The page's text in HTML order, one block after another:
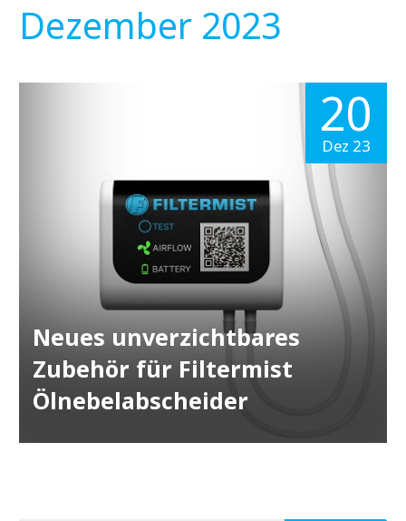
Dezember 2023
Neues unverzichtbares
Zubehör für Filtermist
Ölnebelabscheider
20
Dez 23